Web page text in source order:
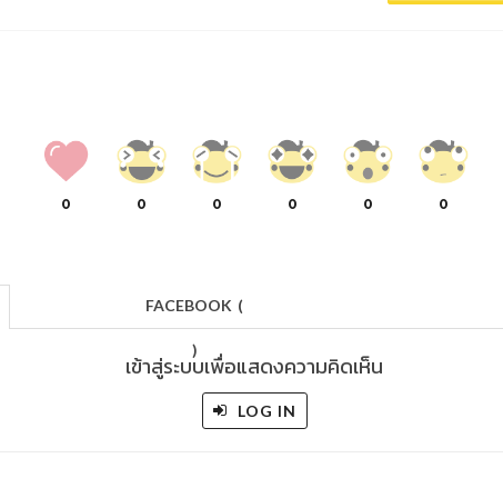
0 0 0 0 0 0
FACEBOOK (
)
เข้าสู่ระบบเพื่อแสดงความคิดเห็น
LOG IN